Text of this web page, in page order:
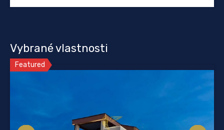
Vybrané vlastnosti
Featured